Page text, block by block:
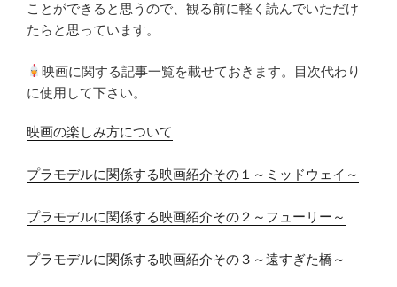
ことができると思うので、観る前に軽く読んでいただけ
たらと思っています。
映画に関する記事一覧を載せておきます。目次代わり
に使用して下さい。
映画の楽しみ方について
プラモデルに関係する映画紹介その１～ミッドウェイ～
プラモデルに関係する映画紹介その２～フューリー～
プラモデルに関係する映画紹介その３～遠すぎた橋～